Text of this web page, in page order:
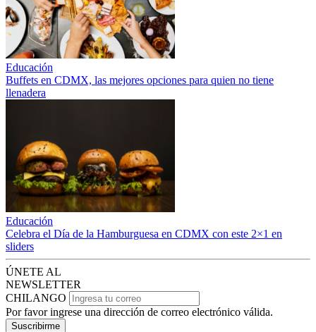
Educación
Buffets en CDMX, las mejores opciones para quien no tiene
llenadera
Educación
Celebra el Día de la Hamburguesa en CDMX con este 2×1 en
sliders
ÚNETE AL
NEWSLETTER
CHILANGO
Por favor ingrese una dirección de correo electrónico válida.
Suscribirme